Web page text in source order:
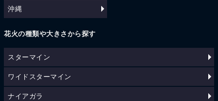
沖縄
花火の種類や大きさから探す
スターマイン
ワイドスターマイン
ナイアガラ